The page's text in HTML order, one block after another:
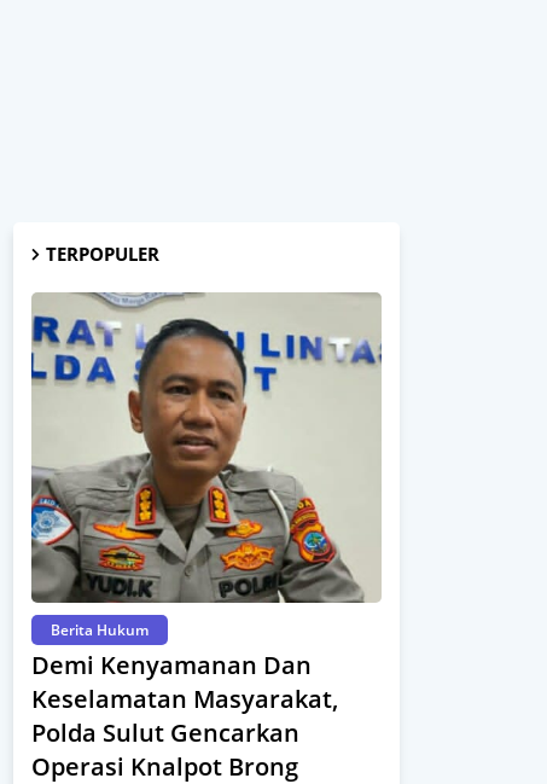
TERPOPULER
Berita Hukum
Demi Kenyamanan Dan
Keselamatan Masyarakat,
Polda Sulut Gencarkan
Operasi Knalpot Brong